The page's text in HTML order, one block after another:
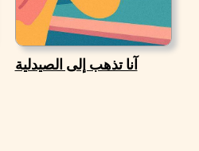
آنا تذهب إلى الصيدلية